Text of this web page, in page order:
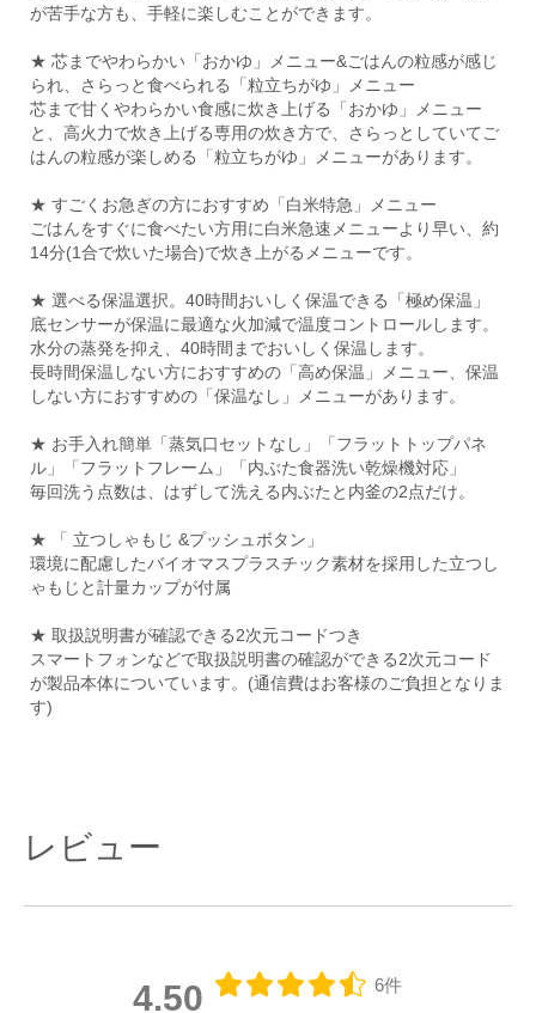
が苦手な方も、手軽に楽しむことができます。
★ 芯までやわらかい「おかゆ」メニュー&ごはんの粒感が感じ
られ、さらっと食べられる「粒立ちがゆ」メニュー
芯まで甘くやわらかい食感に炊き上げる「おかゆ」メニュー
と、高火力で炊き上げる専用の炊き方で、さらっとしていてご
はんの粒感が楽しめる「粒立ちがゆ」メニューがあります。
★ すごくお急ぎの方におすすめ「白米特急」メニュー
ごはんをすぐに食べたい方用に白米急速メニューより早い、約
14分(1合で炊いた場合)で炊き上がるメニューです。
★ 選べる保温選択。40時間おいしく保温できる「極め保温」
底センサーが保温に最適な火加減で温度コントロールします。
水分の蒸発を抑え、40時間までおいしく保温します。
長時間保温しない方におすすめの「高め保温」メニュー、保温
しない方におすすめの「保温なし」メニューがあります。
★ お手入れ簡単「蒸気口セットなし」「フラットトップパネ
ル」「フラットフレーム」「内ぶた食器洗い乾燥機対応」
毎回洗う点数は、はずして洗える内ぶたと内釜の2点だけ。
★ 「 立つしゃもじ &プッシュボタン」
環境に配慮したバイオマスプラスチック素材を採用した立つし
ゃもじと計量カップが付属
★ 取扱説明書が確認できる2次元コードつき
スマートフォンなどで取扱説明書の確認ができる2次元コード
が製品本体についています。(通信費はお客様のご負担となりま
す)
レビュー
4.50 6件